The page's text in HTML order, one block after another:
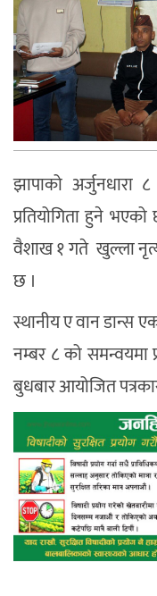
झापाको अर्जुनधारा
प्रतियोगिता हुने
वैशाख १ गते खुल्ला
छ ।
स्थानीय ए वान डान्स
नम्बर ८ को समन्वयमा
बुधबार आयोजित